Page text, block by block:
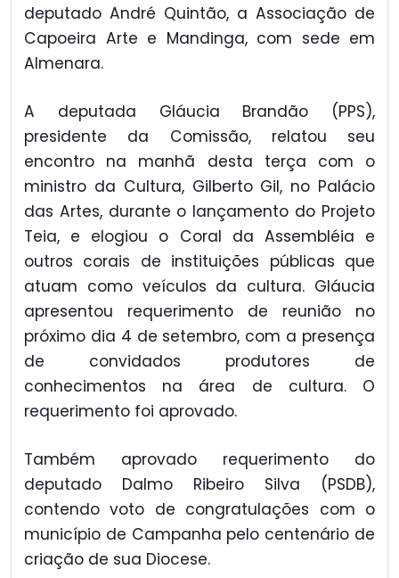
deputado André Quintão, a Associação de
Capoeira Arte e Mandinga, com sede em
Almenara.
A deputada Gláucia Brandão (PPS),
presidente da Comissão, relatou seu
encontro na manhã desta terça com o
ministro da Cultura, Gilberto Gil, no Palácio
das Artes, durante o lançamento do Projeto
Teia, e elogiou o Coral da Assembléia e
outros corais de instituições públicas que
atuam como veículos da cultura. Gláucia
apresentou requerimento de reunião no
próximo dia 4 de setembro, com a presença
de convidados produtores de
conhecimentos na área de cultura. O
requerimento foi aprovado.
Também aprovado requerimento do
deputado Dalmo Ribeiro Silva (PSDB),
contendo voto de congratulações com o
município de Campanha pelo centenário de
criação de sua Diocese.